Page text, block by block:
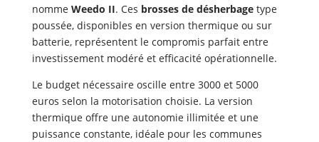
nomme Weedo II. Ces brosses de désherbagetype
poussée, disponibles en version thermique ou sur
batterie, représentent le compromis parfait entre
investissement modéré et efficacité opérationnelle.
Le budget nécessaire oscille entre 3000 et 5000
euros selon la motorisation choisie. La version
thermique offre une autonomie illimitée et une
puissance constante, idéale pour les communes